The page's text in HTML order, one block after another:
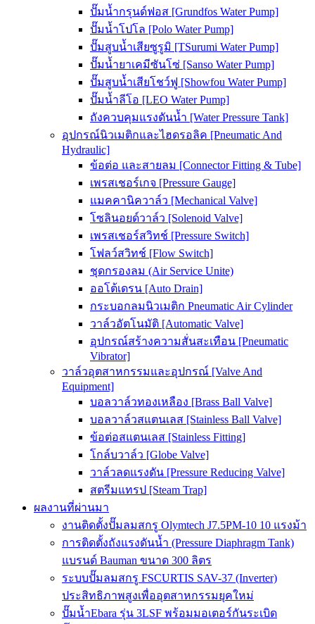
ปั๊มน้ำกรุนด์ฟอส [Grundfos Water Pump]
ปั๊มน้ำโปโล [Polo Water Pump]
ปั๊มสูบน้ำเสียซูรูมิ [TSurumi Water Pump]
ปั๊มน้ำยาเคมีซันโซ่ [Sanso Water Pump]
ปั๊มสูบน้ำเสียโชว์ฟู [Showfou Water Pump]
ปั๊มน้ำลีโอ [LEO Water Pump]
ถังควบคุมแรงดันน้ำ [Water Pressure Tank]
อุปกรณ์นิวเมติกและไฮดรอลิค [Pneumatic And
Hydraulic]
ข้อต่อ และสายลม [Connector Fitting & Tube]
เพรสเชอร์เกจ [Pressure Gauge]
แมคคานิควาล์ว [Mechanical Valve]
โซลินอยด์วาล์ว [Solenoid Valve]
เพรสเชอร์สวิทช์ [Pressure Switch]
โฟลว์สวิทช์ [Flow Switch]
ชุดกรองลม (Air Service Unite)
ออโต้เดรน [Auto Drain]
กระบอกลมนิวเมติก Pneumatic Air Cylinder
วาล์วอัตโนมัติ [Automatic Valve]
อุปกรณ์สร้างความสั่นสะเทือน [Pneumatic
Vibrator]
วาล์วอุตสาหกรรมและอุปกรณ์ [Valve And
Equipment]
บอลวาล์วทองเหลือง [Brass Ball Valve]
บอลวาล์วสแตนเลส [Stainless Ball Valve]
ข้อต่อสแตนเลส [Stainless Fitting]
โกล์บวาล์ว [Globe Valve]
วาล์วลดแรงดัน [Pressure Reducing Valve]
สตรีมแทรป [Steam Trap]
ผลงานที่ผ่านมา
งานติดตั้งปั๊มลมสกรู Olymtech J7.5PM-10 10 แรงม้า
การติดตั้งถังแรงดันน้ำ (Pressure Diaphragm Tank)
แบรนด์ Bauman ขนาด 300 ลิตร
ระบบปั๊มลมสกรู FSCURTIS SAV-37 (Inverter)
ประสิทธิภาพสูงเพื่ออุตสาหกรรมยุคใหม่
ปั๊มน้ำEbara รุ่น 3LSF พร้อมมอเตอร์กันระเบิด